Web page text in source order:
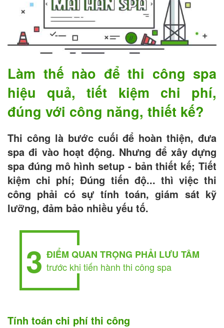
Làm thế nào để thi công spa
hiệu quả, tiết kiệm chi phí,
đúng với công năng, thiết kế?
Thi công là bước cuối để hoàn thiện, đưa
spa đi vào hoạt động. Nhưng để xây dựng
spa đúng mô hình setup - bản thiết kế; Tiết
kiệm chi phí; Đúng tiến độ... thì việc thi
công phải có sự tính toán, giám sát kỹ
lưỡng, đảm bảo nhiều yếu tố.
3 ĐIỂM QUAN TRỌNG PHẢI LƯU TÂM
trước khi tiến hành thi công spa
Tính toán chi phí thi công